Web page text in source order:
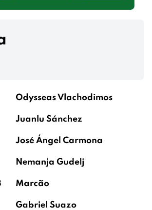
Odysseas Vlachodimos
Juanlu Sánchez
José Ángel Carmona
Nemanja Gudelj
Marcão
Gabriel Suazo